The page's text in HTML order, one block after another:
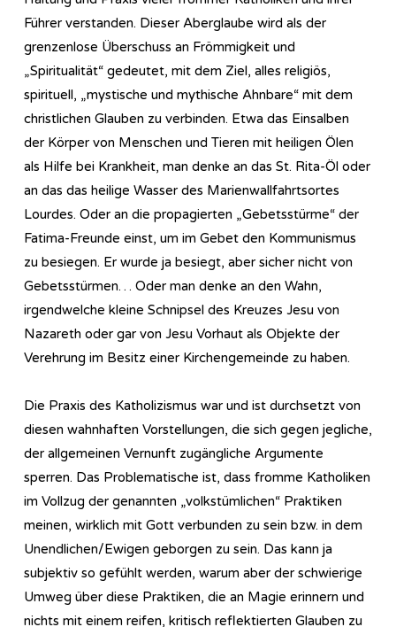
Führer verstanden. Dieser Aberglaube wird als der
grenzenlose Überschuss an Frömmigkeit und
„Spiritualität“ gedeutet, mit dem Ziel, alles religiös,
spirituell, „mystische und mythische Ahnbare“ mit dem
christlichen Glauben zu verbinden. Etwa das Einsalben
der Körper von Menschen und Tieren mit heiligen Ölen
als Hilfe bei Krankheit, man denke an das St. Rita-Öl oder
an das das heilige Wasser des Marienwallfahrtsortes
Lourdes. Oder an die propagierten „Gebetsstürme“ der
Fatima-Freunde einst, um im Gebet den Kommunismus
zu besiegen. Er wurde ja besiegt, aber sicher nicht von
Gebetsstürmen… Oder man denke an den Wahn,
irgendwelche kleine Schnipsel des Kreuzes Jesu von
Nazareth oder gar von Jesu Vorhaut als Objekte der
Verehrung im Besitz einer Kirchengemeinde zu haben.
Die Praxis des Katholizismus war und ist durchsetzt von
diesen wahnhaften Vorstellungen, die sich gegen jegliche,
der allgemeinen Vernunft zugängliche Argumente
sperren. Das Problematische ist, dass fromme Katholiken
im Vollzug der genannten „volkstümlichen“ Praktiken
meinen, wirklich mit Gott verbunden zu sein bzw. in dem
Unendlichen/Ewigen geborgen zu sein. Das kann ja
subjektiv so gefühlt werden, warum aber der schwierige
Umweg über diese Praktiken, die an Magie erinnern und
nichts mit einem reifen, kritisch reflektierten Glauben zu